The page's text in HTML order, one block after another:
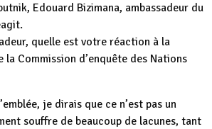
Edouard Bizimana, ambassadeur du
quelle est votre réaction à la
Commission d’enquête des Nations
je dirais que ce n’est pas un
souffre de beaucoup de lacunes, tant